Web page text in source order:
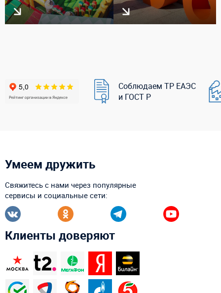
Соблюдаем ТР ЕАЭС
и ГОСТ Р
Умеем дружить
Свяжитесь с нами через популярные
сервисы и социальные сети:
Клиенты доверяют